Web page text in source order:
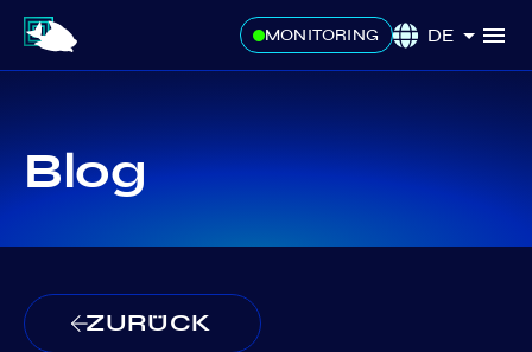
MONITORING DE
Blog
ZURÜCK